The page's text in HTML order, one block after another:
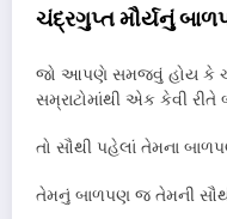
ચંદ્રગુપ્ત મૌર્યનું
જો આપણે સમજવું હોય કે
સમ્રાટોમાંથી એક કેવી રીતે
તો સૌથી પહેલાં તેમના
તેમનું બાળપણ જ તેમની